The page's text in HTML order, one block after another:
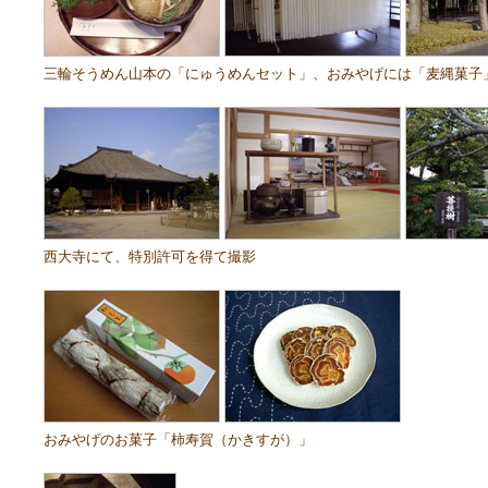
三輪そうめん山本の「にゅうめんセット」、おみやげには「麦縄菓子
西大寺にて、特別許可を得て撮影
おみやげのお菓子「柿寿賀（かきすが）」